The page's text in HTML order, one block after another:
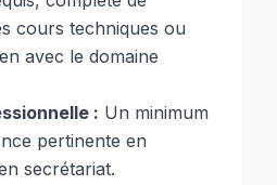
cours techniques ou
avec le domaine
: Un minimum
pertinente en
secrétariat.